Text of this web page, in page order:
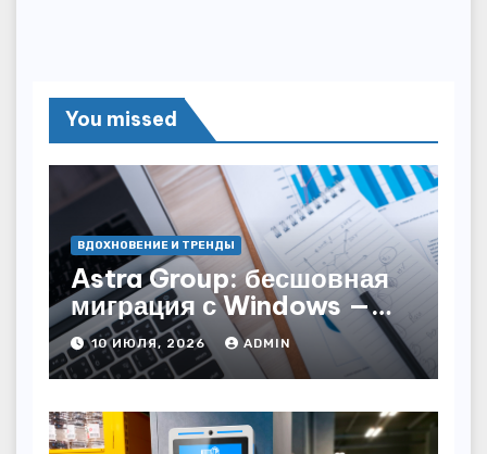
You missed
ВДОХНОВЕНИЕ И ТРЕНДЫ
Astra Group: бесшовная
миграция с Windows —
как сохранить бизнес-
непрерывность
10 ИЮЛЯ, 2026 ADMIN